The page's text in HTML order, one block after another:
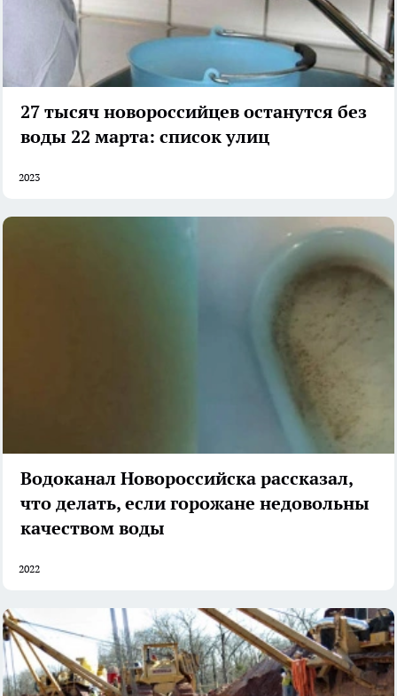
27 тысяч новороссийцев останутся без
воды 22 марта: список улиц
2023
Водоканал Новороссийска рассказал,
что делать, если горожане недовольны
качеством воды
2022